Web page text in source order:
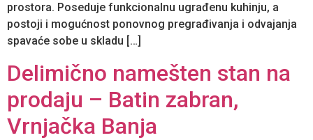
prostora. Poseduje funkcionalnu ugrađenu kuhinju, a
postoji i mogućnost ponovnog pregrađivanja i odvajanja
spavaće sobe u skladu […]
Delimično namešten stan na
prodaju – Batin zabran,
Vrnjačka Banja